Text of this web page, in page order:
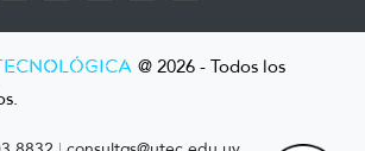
@ 2026 - Todos los